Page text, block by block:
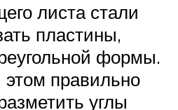
листа стали
пластины,
формы.
этом правильно
углы